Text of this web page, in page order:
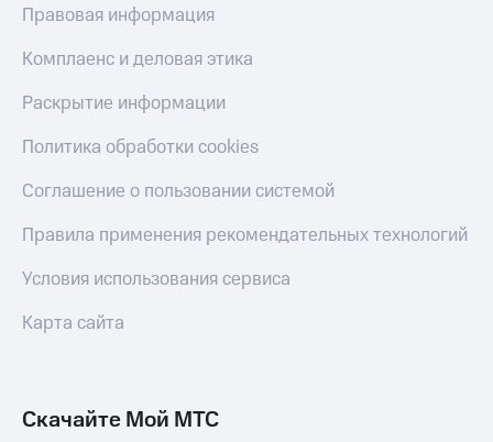
Правовая информация
Комплаенс и деловая этика
Раскрытие информации
Политика обработки cookies
Соглашение о пользовании системой
Правила применения рекомендательных технологий
Условия использования сервиса
Карта сайта
Скачайте Мой МТС